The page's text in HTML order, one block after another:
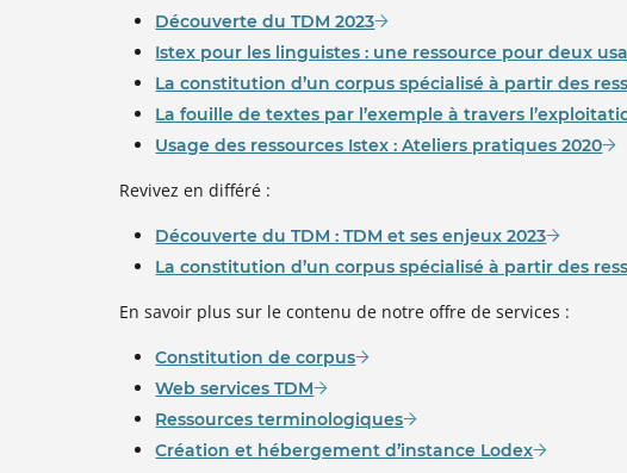
Découverte du TDM 2023
Istex pour les linguistes : une ressource pour deux
La constitution d’un corpus spécialisé à partir des
La fouille de textes par l’exemple à travers
Usage des ressources Istex : Ateliers pratiques 2020
Revivez en différé :
Découverte du TDM : TDM et ses enjeux 2023
La constitution d’un corpus spécialisé à partir des
En savoir plus sur le contenu de notre offre de services :
Constitution de corpus
Web services TDM
Ressources terminologiques
Création et hébergement d’instance Lodex